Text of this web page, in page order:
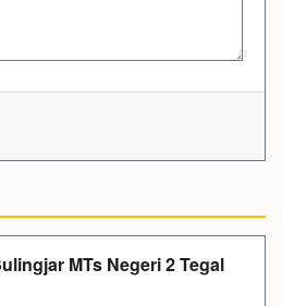
MTs Negeri 2 Tegal